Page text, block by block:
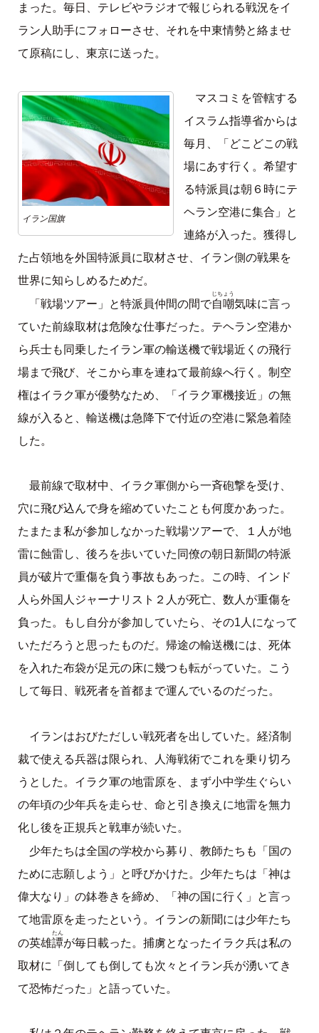
まった。毎日、テレビやラジオで報じられる戦況をイ
ラン人助手にフォローさせ、それを中東情勢と絡ませ
て原稿にし、東京に送った。
イラン国旗
マスコミを管轄する
イスラム指導省からは
毎月、「どこどこの戦
場にあす行く。希望す
る特派員は朝６時にテ
ヘラン空港に集合」と
連絡が入った。獲得し
た占領地を外国特派員に取材させ、イラン側の戦果を
世界に知らしめるためだ。
「戦場ツアー」と特派員仲間の間で自嘲
じちょう
気味に言っ
ていた前線取材は危険な仕事だった。テヘラン空港か
ら兵士も同乗したイラン軍の輸送機で戦場近くの飛行
場まで飛び、そこから車を連ねて最前線へ行く。制空
権はイラク軍が優勢なため、「イラク軍機接近」の無
線が入ると、輸送機は急降下で付近の空港に緊急着陸
した。
最前線で取材中、イラク軍側から一斉砲撃を受け、
穴に飛び込んで身を縮めていたことも何度かあった。
たまたま私が参加しなかった戦場ツアーで、１人が地
雷に蝕雷し、後ろを歩いていた同僚の朝日新聞の特派
員が破片で重傷を負う事故もあった。この時、インド
人ら外国人ジャーナリスト２人が死亡、数人が重傷を
負った。もし自分が参加していたら、その1人になって
いただろうと思ったものだ。帰途の輸送機には、死体
を入れた布袋が足元の床に幾つも転がっていた。こう
して毎日、戦死者を首都まで運んでいるのだった。
イランはおびただしい戦死者を出していた。経済制
裁で使える兵器は限られ、人海戦術でこれを乗り切ろ
うとした。イラク軍の地雷原を、まず小中学生ぐらい
の年頃の少年兵を走らせ、命と引き換えに地雷を無力
化し後を正規兵と戦車が続いた。
少年たちは全国の学校から募り、教師たちも「国の
ために志願しよう」と呼びかけた。少年たちは「神は
偉大なり」の鉢巻きを締め、「神の国に行く」と言っ
て地雷原を走ったという。イランの新聞には少年たち
の英雄譚
たん
が毎日載った。捕虜となったイラク兵は私の
取材に「倒しても倒しても次々とイラン兵が湧いてき
て恐怖だった」と語っていた。